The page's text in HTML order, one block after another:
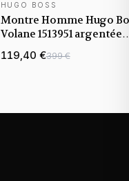
NOUVEAUTÉ
HUGO BOSS
Montre Homme Hugo
Volane 1513951 argentée
bracelet maillons acier
119,40 €399 €